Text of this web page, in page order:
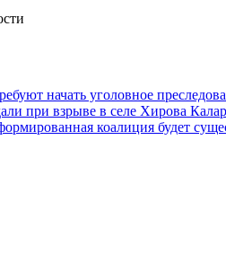
начать уголовное
при взрыве в селе Хирова
коалиция будет